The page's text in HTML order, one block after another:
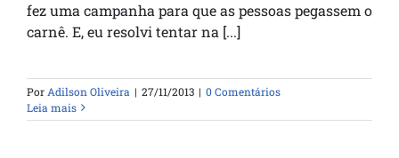
fez uma campanha para que as pessoas pegassem o
carnê. E, eu resolvi tentar na [...]
PorAdilson Oliveira | 27/11/2013 | 0 Comentários
Leia mais